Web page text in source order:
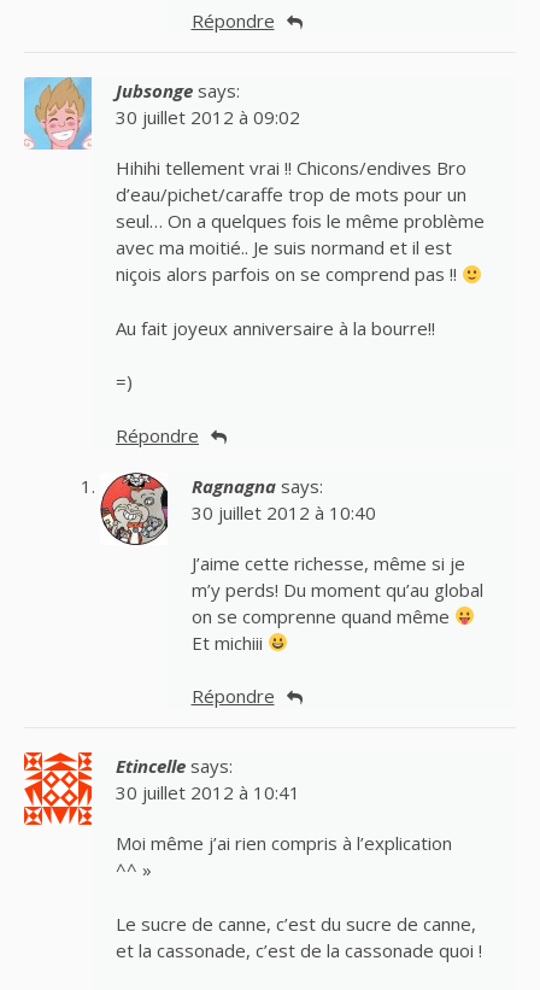
Répondre
Jubsonge says:
30 juillet 2012 à 09:02
Hihihi tellement vrai !! Chicons/endives Bro
d’eau/pichet/caraffe trop de mots pour un
seul… On a quelques fois le même problème
avec ma moitié.. Je suis normand et il est
niçois alors parfois on se comprend pas !!
Au fait joyeux anniversaire à la bourre!!
=)
Répondre
Ragnagna says:
30 juillet 2012 à 10:40
J’aime cette richesse, même si je
m’y perds! Du moment qu’au global
on se comprenne quand même
Et michiii
Répondre
Etincelle says:
30 juillet 2012 à 10:41
Moi même j’ai rien compris à l’explication
^^ »
Le sucre de canne, c’est du sucre de canne,
et la cassonade, c’est de la cassonade quoi !